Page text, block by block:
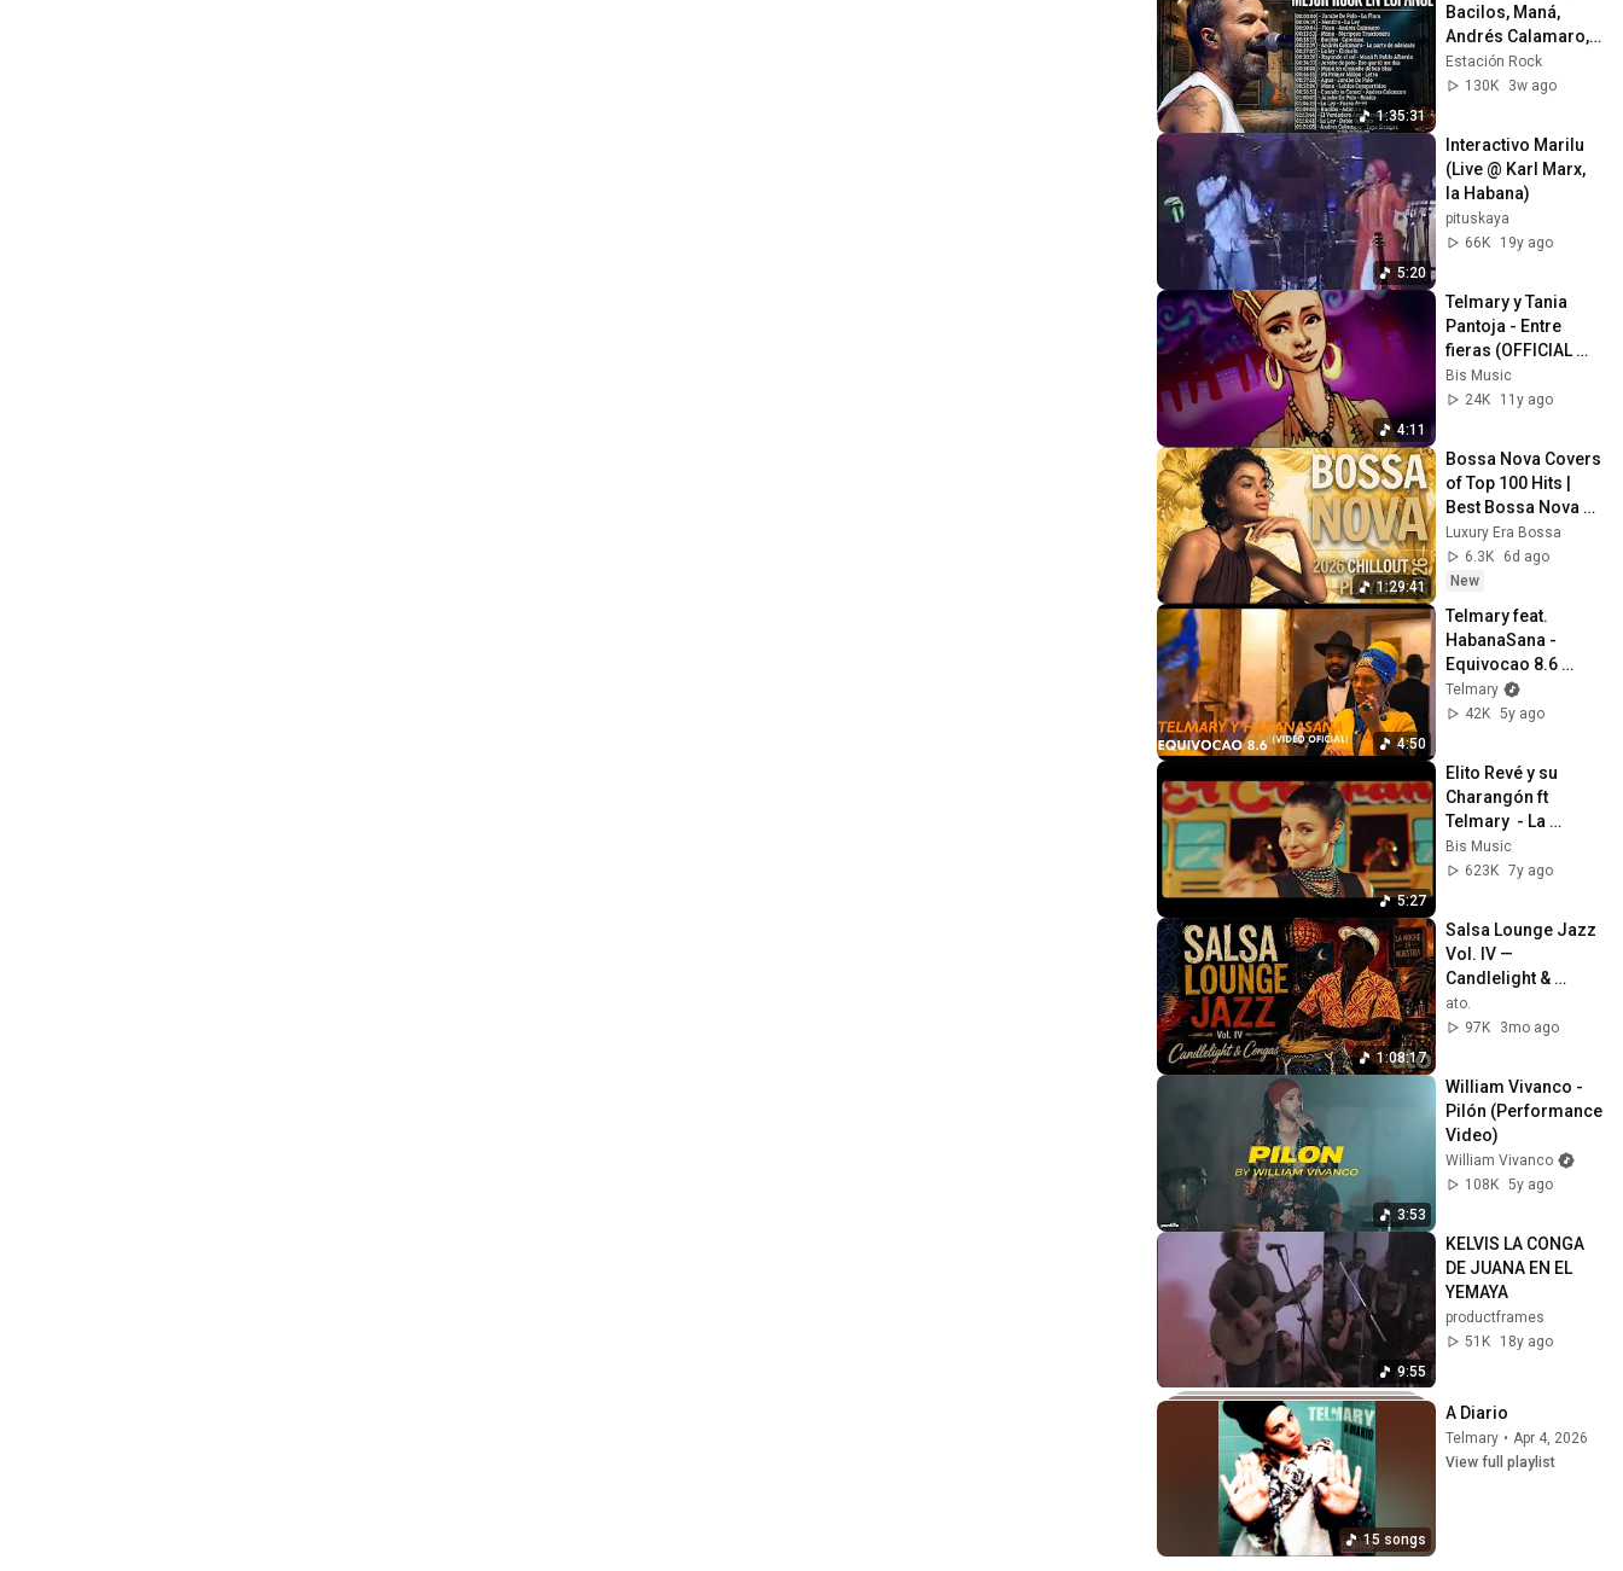
1:35:31
Bacilos, Maná,
Andrés Calamaro,
La Ley - Lo Mejor
Del Rock En
Estación Rock
130K
3w ago
5:20
Interactivo Marilu
(Live @ Karl Marx,
la Habana)
pituskaya
66K
19y ago
4:11
Telmary y Tania
Pantoja - Entre
fieras (OFFICIAL
VIDEO)
Bis Music
24K
11y ago
1:29:41
Bossa Nova Covers
of Top 100 Hits |
Best Bossa Nova
Songs 2026
Luxury Era Bossa
6.3K
6d ago
New
4:50
Telmary feat.
HabanaSana -
Equivocao 8.6
(Video Oficial)
Telmary
42K 5y ago
5:27
Elito Revé y su
Charangón ft
Telmary  - La
Guagua
Bis Music
623K 7y ago
1:08:17
Salsa Lounge Jazz
Vol. IV —
Candlelight &
Congas | Smooth
Latin Jazz Groove
ato.
97K
3mo ago
3:53
William Vivanco -
Pilón (Performance
Video)
William Vivanco
108K 5y ago
9:55
KELVIS LA CONGA
DE JUANA EN EL
YEMAYA
productframes
51K
18y ago
15 songs
A Diario
Telmary • Apr 4, 2026
View full playlist